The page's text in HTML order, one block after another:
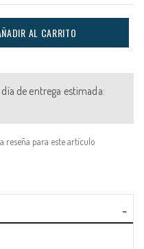
AL CARRITO
de entrega estimada:
reseña para este artículo